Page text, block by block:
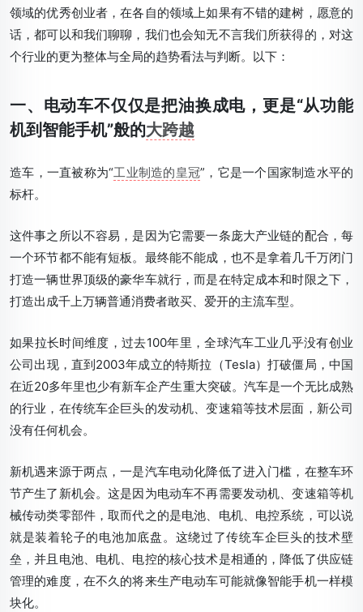
领域的优秀创业者，在各自的领域上如果有不错的建树，愿意的
话，都可以和我们聊聊，我们也会知无不言我们所获得的，对这
个行业的更为整体与全局的趋势看法与判断。以下：
一、电动车不仅仅是把油换成电，更是“从功能
机到智能手机”般的大跨越
造车，一直被称为“工业制造的皇冠”，它是一个国家制造水平的
标杆。
这件事之所以不容易，是因为它需要一条庞大产业链的配合，每
一个环节都不能有短板。最终能不能成，也不是拿着几千万闭门
打造一辆世界顶级的豪华车就行，而是在特定成本和时限之下，
打造出成千上万辆普通消费者敢买、爱开的主流车型。
如果拉长时间维度，过去100年里，全球汽车工业几乎没有创业
公司出现，直到2003年成立的特斯拉 （Tesla） 打破僵局，中国
在近20多年里也少有新车企产生重大突破。汽车是一个无比成熟
的行业，在传统车企巨头的发动机、变速箱等技术层面，新公司
没有任何机会。
新机遇来源于两点，一是汽车电动化降低了进入门槛，在整车环
节产生了新机会。这是因为电动车不再需要发动机、变速箱等机
械传动类零部件，取而代之的是电池、电机、电控系统，可以说
就是装着轮子的电池加底盘。这绕过了传统车企巨头的技术壁
垒，并且电池、电机、电控的核心技术是相通的，降低了供应链
管理的难度，在不久的将来生产电动车可能就像智能手机一样模
块化。